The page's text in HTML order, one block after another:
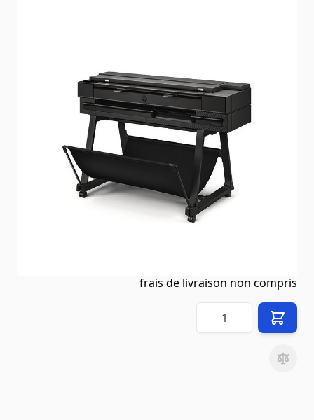
Délai de livraison
Mode d'expédition: Envoi spécial
HP DesignJet T850 36" /
914 mm
frais de livraison non compris
Quantité